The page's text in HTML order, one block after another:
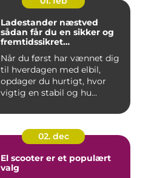
Ladestander næstved
sådan får du en sikker og
fremtidssikret
Når du først har vænnet dig
til hverdagen med elbil,
opdager du hurtigt, hvor
vigtig en stabil og hu...
02. dec
El scooter er et populært
valg